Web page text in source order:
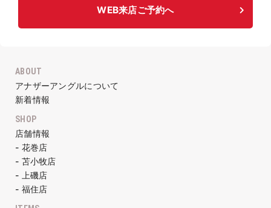
WEB来店ご予約へ
ABOUT
アナザーアングルについて
新着情報
SHOP
店舗情報
- 花巻店
- 苫小牧店
- 上磯店
- 福住店